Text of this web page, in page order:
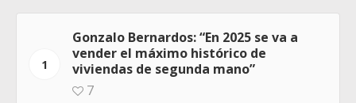
1
Gonzalo Bernardos: “En 2025 se va a
vender el máximo histórico de
viviendas de segunda mano”
7